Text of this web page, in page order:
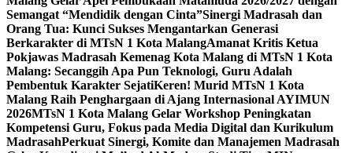
Semangat “Mendidik dengan Cinta”Sinergi Madrasah dan
Orang Tua: Kunci Sukses Mengantarkan Generasi
Berkarakter di MTsN 1 Kota MalangAmanat Kritis Ketua
Pokjawas Madrasah Kemenag Kota Malang di MTsN 1 Kota
Malang: Secanggih Apa Pun Teknologi, Guru Adalah
Pembentuk Karakter SejatiKeren! Murid MTsN 1 Kota
Malang Raih Penghargaan di Ajang Internasional AYIMUN
2026MTsN 1 Kota Malang Gelar Workshop Peningkatan
Kompetensi Guru, Fokus pada Media Digital dan Kurikulum
MadrasahPerkuat Sinergi, Komite dan Manajemen Madrasah